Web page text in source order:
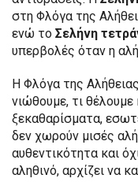
στη Φλόγα της
ενώ το Σελήνη
υπερβολές όταν η
Η Φλόγα της
νιώθουμε, τι θέλουμε
ξεκαθαρίσματα,
δεν χωρούν μισές
αυθεντικότητα και
αληθινό, αρχίζει να